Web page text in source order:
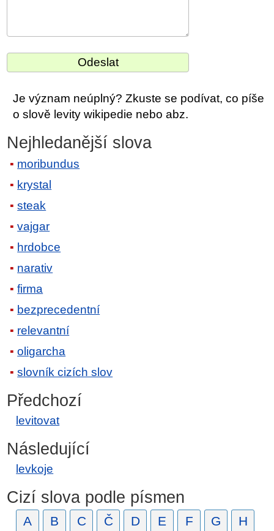
Je význam neúplný? Zkuste se podívat, co píše
o slově levity wikipedie nebo abz.
Nejhledanější slova
moribundus
krystal
steak
vajgar
hrdobce
narativ
firma
bezprecedentní
relevantní
oligarcha
slovník cizích slov
Předchozí
levitovat
Následující
levkoje
Cizí slova podle písmen
A B C Č D E F G H